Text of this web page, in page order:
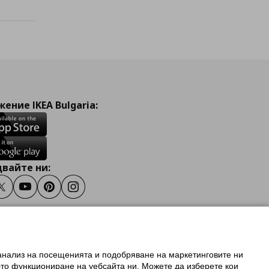
IKEA Bulgaria:
ни:
TwitterYoutubePinterestInstagram
на ikea.bg
на посещенията и подобряване на маркетинговите ни
функциониране на уебсайта ни. Можете да изберете кои